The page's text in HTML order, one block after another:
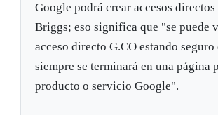
Google podrá crear accesos directos
Briggs; eso significa que "se puede
acceso directo G.CO estando seguro
siempre se terminará en una página
producto o servicio Google".